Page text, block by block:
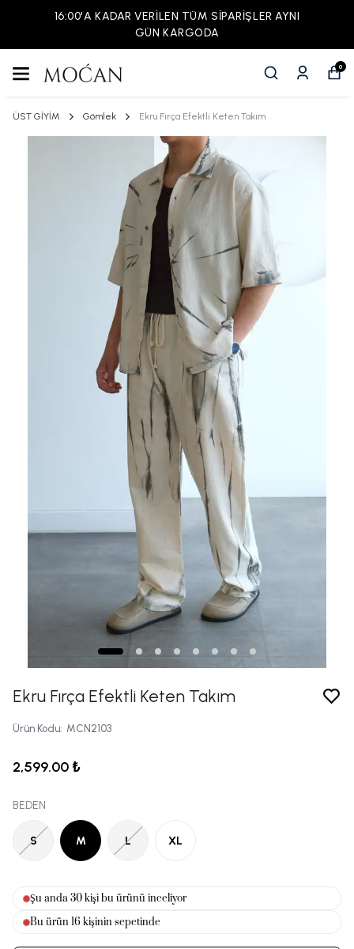
16:00'A KADAR VERİLEN TÜM SİPARİŞLER AYNI
GÜN KARGODA
0
ÜST GİYİM Gömlek Ekru Fırça Efektli Keten Takım
Ekru Fırça Efektli Keten Takım
Ürün Kodu: MCN2103
2,599.00 ₺
BEDEN
S M L XL
Şu anda30kişi bu ürünü inceliyor
Bu ürün16kişinin sepetinde